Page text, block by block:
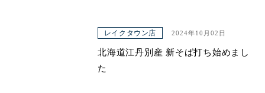
レイクタウン店 2024年10月02日
北海道江丹別産 新そば打ち始めまし
た